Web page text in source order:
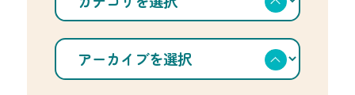
ゴ
リ
を
選
ア
カ
イ